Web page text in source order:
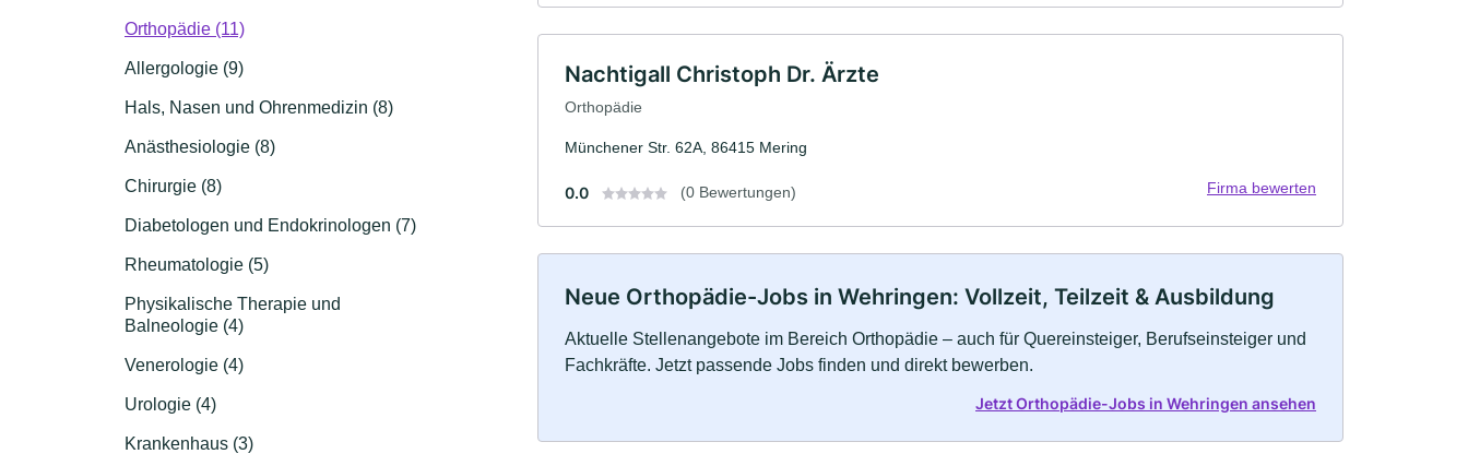
Orthopädie (11)
Allergologie (9)
Hals, Nasen und Ohrenmedizin (8)
Anästhesiologie (8)
Chirurgie (8)
Diabetologen und Endokrinologen (7)
Rheumatologie (5)
Physikalische Therapie und
Balneologie (4)
Venerologie (4)
Urologie (4)
Krankenhaus (3)
Nachtigall Christoph Dr. Ärzte
Orthopädie
Münchener Str. 62A, 86415 Mering
0.0 (0 Bewertungen) Firma bewerten
Neue Orthopädie-Jobs in Wehringen: Vollzeit, Teilzeit & Ausbildung
Aktuelle Stellenangebote im Bereich Orthopädie – auch für Quereinsteiger, Berufseinsteiger und
Fachkräfte. Jetzt passende Jobs finden und direkt bewerben.
Jetzt Orthopädie-Jobs in Wehringen ansehen